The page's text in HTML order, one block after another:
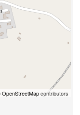
OpenStreetMapcontributors